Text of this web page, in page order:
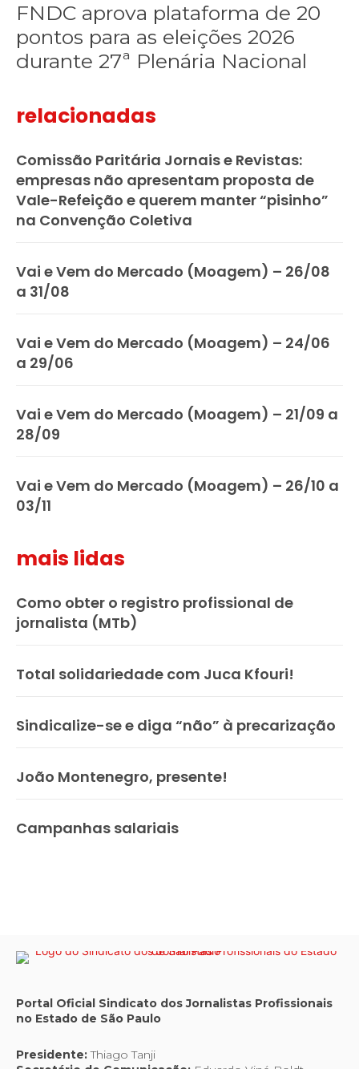
FNDC aprova plataforma de 20
pontos para as eleições 2026
durante 27ª Plenária Nacional
relacionadas
Comissão Paritária Jornais e Revistas:
empresas não apresentam proposta de
Vale-Refeição e querem manter “pisinho”
na Convenção Coletiva
Vai e Vem do Mercado (Moagem) – 26/08
a 31/08
Vai e Vem do Mercado (Moagem) – 24/06
a 29/06
Vai e Vem do Mercado (Moagem) – 21/09 a
28/09
Vai e Vem do Mercado (Moagem) – 26/10 a
03/11
mais lidas
Como obter o registro profissional de
jornalista (MTb)
Total solidariedade com Juca Kfouri!
Sindicalize-se e diga “não” à precarização
João Montenegro, presente!
Campanhas salariais
Portal Oficial Sindicato dos Jornalistas Profissionais
no Estado de São Paulo
Presidente:Thiago Tanji